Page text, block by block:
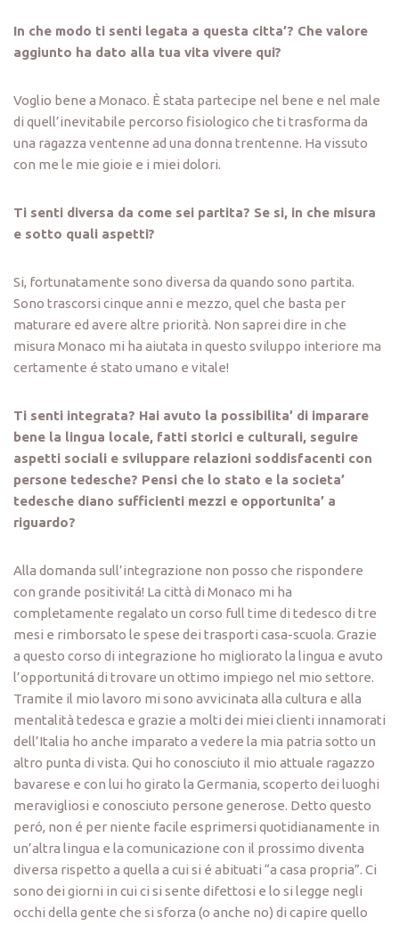
In che modo ti senti legata a questa citta’? Che valore
aggiunto ha dato alla tua vita vivere qui?
Voglio bene a Monaco. È stata partecipe nel bene e nel male
di quell’inevitabile percorso fisiologico che ti trasforma da
una ragazza ventenne ad una donna trentenne. Ha vissuto
con me le mie gioie e i miei dolori.
Ti senti diversa da come sei partita? Se si, in che misura
e sotto quali aspetti?
Si, fortunatamente sono diversa da quando sono partita.
Sono trascorsi cinque anni e mezzo, quel che basta per
maturare ed avere altre priorità. Non saprei dire in che
misura Monaco mi ha aiutata in questo sviluppo interiore ma
certamente é stato umano e vitale!
Ti senti integrata? Hai avuto la possibilita’ di imparare
bene la lingua locale, fatti storici e culturali, seguire
aspetti sociali e sviluppare relazioni soddisfacenti con
persone tedesche? Pensi che lo stato e la societa’
tedesche diano sufficienti mezzi e opportunita’ a
riguardo?
Alla domanda sull’integrazione non posso che rispondere
con grande positivitá! La città di Monaco mi ha
completamente regalato un corso full time di tedesco di tre
mesi e rimborsato le spese dei trasporti casa-scuola. Grazie
a questo corso di integrazione ho migliorato la lingua e avuto
l’opportunitá di trovare un ottimo impiego nel mio settore.
Tramite il mio lavoro mi sono avvicinata alla cultura e alla
mentalità tedesca e grazie a molti dei miei clienti innamorati
dell’Italia ho anche imparato a vedere la mia patria sotto un
altro punta di vista. Qui ho conosciuto il mio attuale ragazzo
bavarese e con lui ho girato la Germania, scoperto dei luoghi
meravigliosi e conosciuto persone generose. Detto questo
peró, non é per niente facile esprimersi quotidianamente in
un’altra lingua e la comunicazione con il prossimo diventa
diversa rispetto a quella a cui si é abituati “a casa propria”. Ci
sono dei giorni in cui ci si sente difettosi e lo si legge negli
occhi della gente che si sforza (o anche no) di capire quello